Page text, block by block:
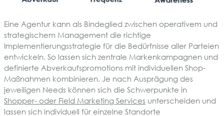
Eine Agentur kann als Bindeglied zwischen operativem und
strategischem Management die richtige
Implementierungsstrategie für die Bedürfnisse aller Parteien
entwickeln. So lassen sich zentrale Markenkampagnen und
definierte Abverkaufspromotions mit individuellen Shop-
Maßnahmen kombinieren. Je nach Ausprägung des
jeweiligen Needs können sich die Schwerpunkte in
Shopper- oder Field Marketing Services unterscheiden und
lassen sich individuell für einzelne Standorte